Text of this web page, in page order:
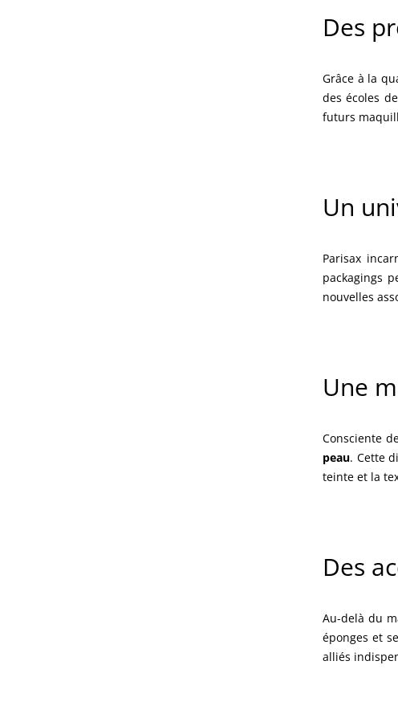
Des
Grâce à la
des écoles
futurs
Un
Parisax
packagings
nouvelles
Une
Consciente
peau. Cette
teinte et la
Des
Au-delà du
éponges et
alliés